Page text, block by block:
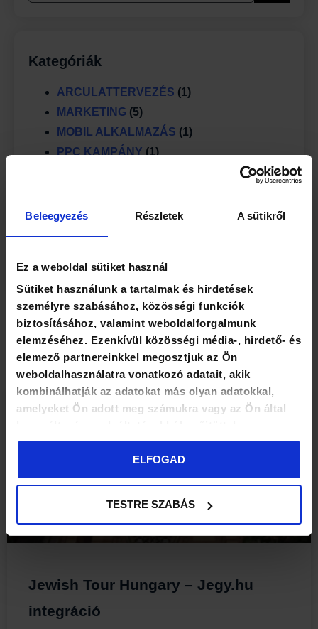
Beleegyezés Részletek A sütikről
Ez a weboldal sütiket használ
Sütiket használunk a tartalmak és hirdetések
személyre szabásához, közösségi funkciók
biztosításához, valamint weboldalforgalmunk
elemzéséhez. Ezenkívül közösségi média-, hirdető- és
elemező partnereinkkel megosztjuk az Ön
weboldalhasználatra vonatkozó adatait, akik
kombinálhatják az adatokat más olyan adatokkal,
amelyeket Ön adott meg számukra vagy az Ön által
ELFOGAD
TESTRE SZABÁS
Kategóriák
ARCULATTERVEZÉS (1)
MARKETING (5)
MOBIL ALKALMAZÁS (1)
PPC KAMPÁNY (1)
WEBOLDAL KÉSZÍTÉS
Hasonló cikkek
MARKETING
Jewish Tour Hungary – Jegy.hu
integráció